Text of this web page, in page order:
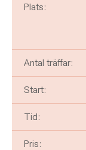
Plats:
Antal träffar:
Start:
Tid:
Pris: